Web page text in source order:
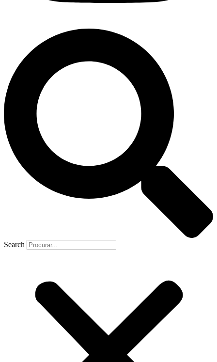
Search